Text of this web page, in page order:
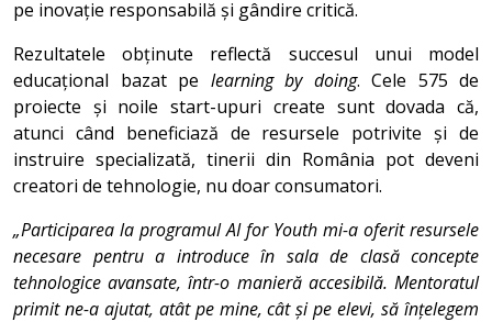
pe inovație responsabilă și gândire critică.
Rezultatele obținute reflectă succesul unui model
educațional bazat pe learning by doing. Cele 575 de
proiecte și noile start-upuri create sunt dovada că,
atunci când beneficiază de resursele potrivite și de
instruire specializată, tinerii din România pot deveni
creatori de tehnologie, nu doar consumatori.
„Participarea la programul AI for Youth mi-a oferit resursele
necesare pentru a introduce în sala de clasă concepte
tehnologice avansate, într-o manieră accesibilă. Mentoratul
primit ne-a ajutat, atât pe mine, cât și pe elevi, să înțelegem